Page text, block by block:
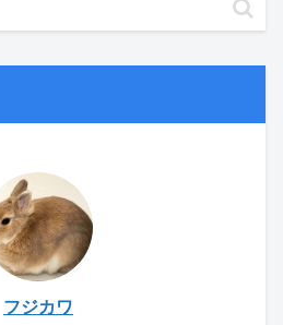
フジカワ